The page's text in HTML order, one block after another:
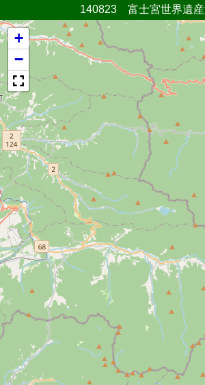
140823 富士宮世界遺産
+
−